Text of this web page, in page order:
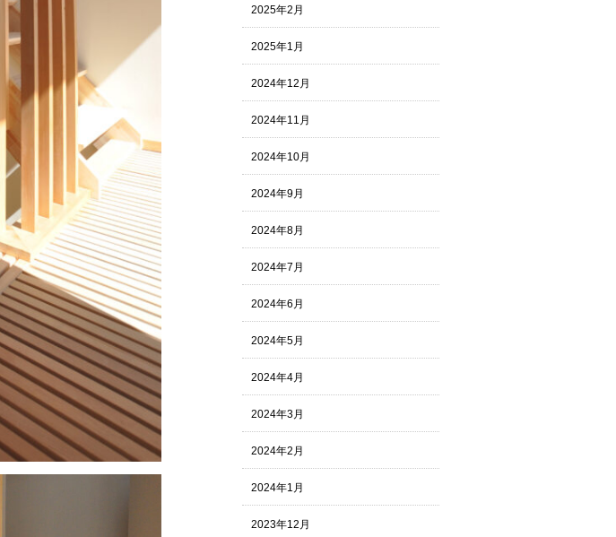
2025年2月
2025年1月
2024年12月
2024年11月
2024年10月
2024年9月
2024年8月
2024年7月
2024年6月
2024年5月
2024年4月
2024年3月
2024年2月
2024年1月
2023年12月